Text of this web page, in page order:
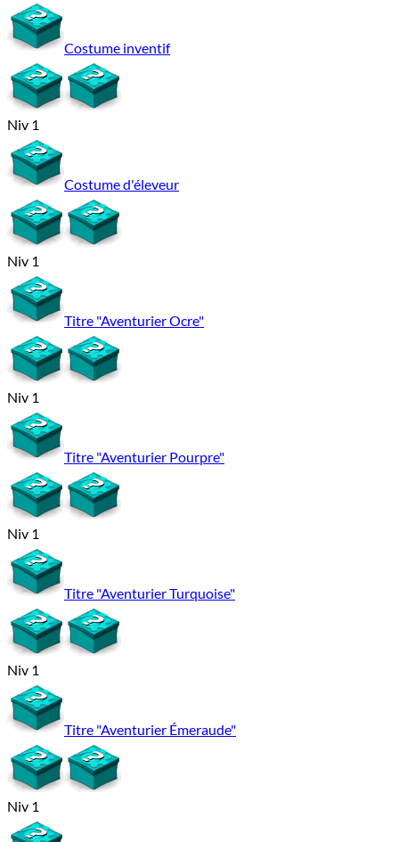
Costume inventif
Niv 1
Costume d'éleveur
Niv 1
Titre "Aventurier Ocre"
Niv 1
Titre "Aventurier Pourpre"
Niv 1
Titre "Aventurier Turquoise"
Niv 1
Titre "Aventurier Émeraude"
Niv 1